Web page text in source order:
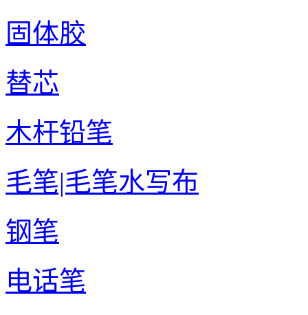
固体胶
替芯
木杆铅笔
毛笔|毛笔水写布
钢笔
电话笔